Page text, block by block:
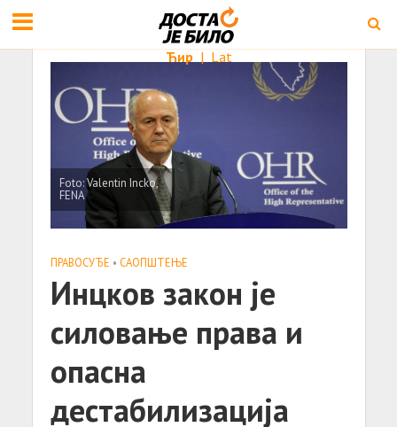
Ћир | Lat
Foto: Valentin Incko,
FENA
ПРАВОСУЂЕ • САОПШТЕЊE
Инцков закон је
силовање права и
опасна
дестабилизација